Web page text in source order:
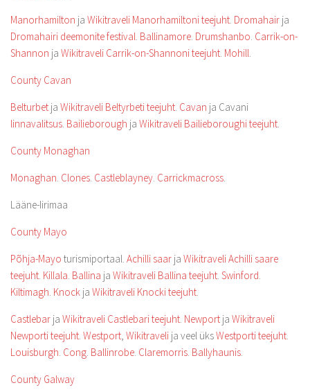
Manorhamilton ja Wikitraveli Manorhamiltoni teejuht. Dromahair ja
Dromahairi deemonite festival. Ballinamore. Drumshanbo. Carrik-on-
Shannon ja Wikitraveli Carrik-on-Shannoni teejuht. Mohill.
County Cavan
Belturbet ja Wikitraveli Beltyrbeti teejuht. Cavan ja Cavani
linnavalitsus. Bailieborough ja Wikitraveli Bailieboroughi teejuht.
County Monaghan
Monaghan. Clones. Castleblayney. Carrickmacross.
Lääne-Iirimaa
County Mayo
Põhja-Mayo turismiportaal. Achilli saar ja Wikitraveli Achilli saare
teejuht. Killala. Ballina ja Wikitraveli Ballina teejuht. Swinford.
Kiltimagh. Knock ja Wikitraveli Knocki teejuht.
Castlebar ja Wikitraveli Castlebari teejuht. Newport ja Wikitraveli
Newporti teejuht. Westport, Wikitraveli ja veel üksWestporti teejuht.
Louisburgh. Cong. Ballinrobe. Claremorris. Ballyhaunis.
County Galway